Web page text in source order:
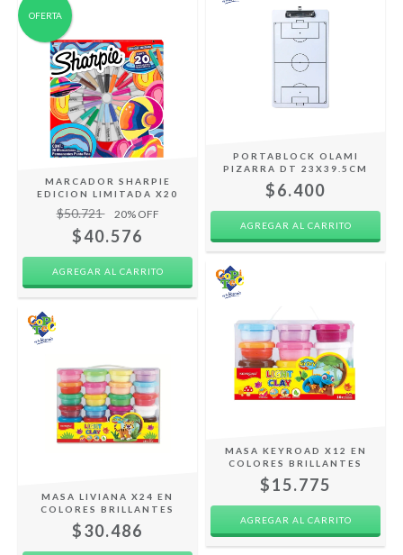
OFERTA
MARCADOR SHARPIE
EDICION LIMITADA X20
$50.721 20% OFF
$40.576
PORTABLOCK OLAMI
PIZARRA DT 23X39.5CM
$6.400
MASA LIVIANA X24 EN
COLORES BRILLANTES
$30.486
MASA KEYROAD X12 EN
COLORES BRILLANTES
$15.775